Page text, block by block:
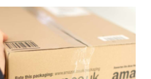
gelanceerde Belgische website
Modelandschap verduurzamen Het
richt zich specifiek tot al
wil kopen en verkopen.
in 2013...